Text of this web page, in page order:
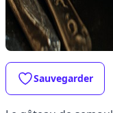
Sauvegarder